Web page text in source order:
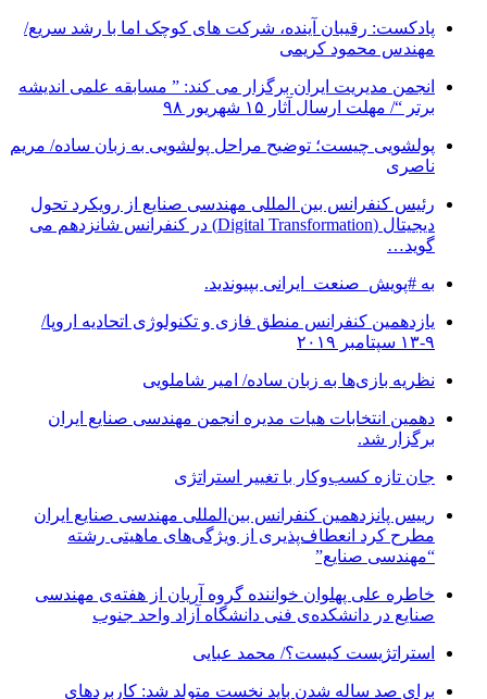
پادکست: رقیبان آینده، شرکت های کوچک اما با رشد سریع/
مهندس محمود کریمی
انجمن مدیریت ایران برگزار می کند: ” مسابقه علمی اندیشه
برتر “/ مهلت ارسال آثار ۱۵ شهریور ۹۸
پولشویی چیست؛ توضیح مراحل پولشویی به زبان ساده/ مریم
ناصری
رئیس کنفرانس بین المللی مهندسی صنایع از رویکرد تحول
دیجیتال (Digital Transformation) در کنفرانس شانزدهم می
گوید…
به #پویش_صنعت_ایرانی بپیوندید.
یازدهمین کنفرانس منطق فازی و تکنولوژی اتحادیه اروپا/
۹-۱۳ سپتامبر ۲۰۱۹
نظریه بازی‌ها به زبان ساده/ امیر شاملویی
دهمین انتخابات هیات مدیره انجمن مهندسی صنایع ایران
برگزار شد.
جان تازه کسب‌وکار با تغییر استراتژی
رییس پانزدهمین کنفرانس بین‌المللی مهندسی صنایع ایران
مطرح کرد انعطاف‌پذیری از ویژگی‌های ماهیتی رشته
“مهندسی صنایع”
خاطره علی پهلوان خواننده گروه آریان از هفته‌ی مهندسی
صنایع در دانشکده‌ی فنی دانشگاه آزاد واحد جنوب
استراتژیست کیست؟‬/ محمد عبایی
برای صد ساله شدن باید نخست متولد شد: کاربردهای